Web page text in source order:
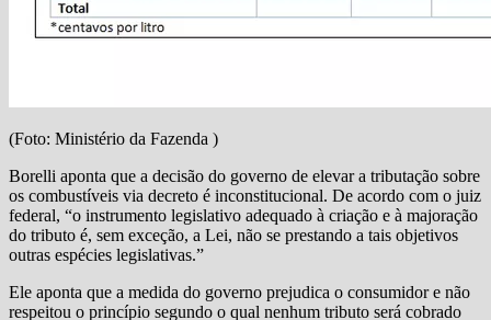
(Foto: Ministério da Fazenda )
Borelli aponta que a decisão do governo de elevar a tributação sobre
os combustíveis via decreto é inconstitucional. De acordo com o juiz
federal, “o instrumento legislativo adequado à criação e à majoração
do tributo é, sem exceção, a Lei, não se prestando a tais objetivos
outras espécies legislativas.”
Ele aponta que a medida do governo prejudica o consumidor e não
respeitou o princípio segundo o qual nenhum tributo será cobrado